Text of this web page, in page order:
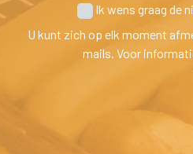
Ik wens graag de
U kunt zich op elk moment
mails. Voor